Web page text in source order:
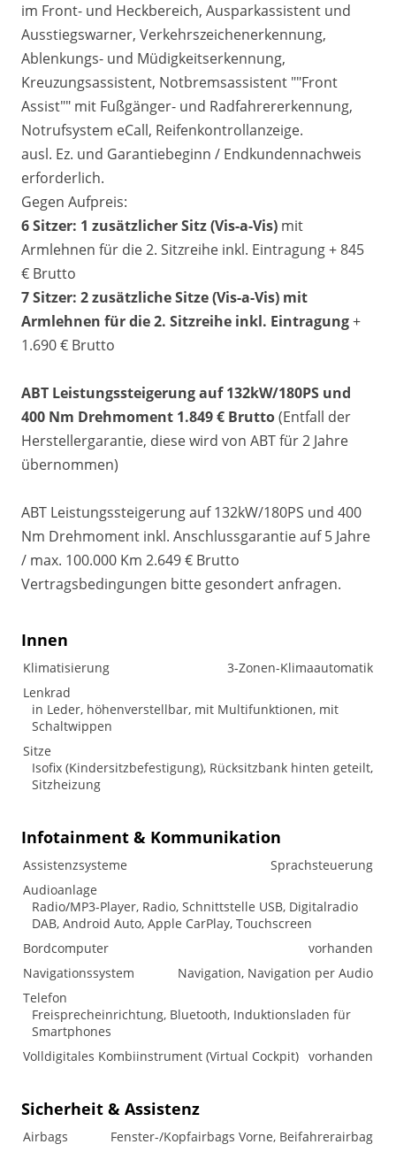
im Front- und Heckbereich, Ausparkassistent und
Ausstiegswarner, Verkehrszeichenerkennung,
Ablenkungs- und Müdigkeitserkennung,
Kreuzungsassistent, Notbremsassistent ""Front
Assist"" mit Fußgänger- und Radfahrererkennung,
Notrufsystem eCall, Reifenkontrollanzeige.
ausl. Ez. und Garantiebeginn / Endkundennachweis
erforderlich.
Gegen Aufpreis:
6 Sitzer: 1 zusätzlicher Sitz (Vis-a-Vis) mit
Armlehnen für die 2. Sitzreihe inkl. Eintragung + 845
€ Brutto
7 Sitzer: 2 zusätzliche Sitze (Vis-a-Vis) mit
Armlehnen für die 2. Sitzreihe inkl. Eintragung+
1.690 € Brutto
ABT Leistungssteigerung auf 132kW/180PS und
400 Nm Drehmoment 1.849 € Brutto(Entfall der
Herstellergarantie, diese wird von ABT für 2 Jahre
übernommen)
ABT Leistungssteigerung auf 132kW/180PS und 400
Nm Drehmoment inkl. Anschlussgarantie auf 5 Jahre
/ max. 100.000 Km 2.649 € Brutto
Vertragsbedingungen bitte gesondert anfragen.
Innen
Klimatisierung
3-Zonen-Klimaautomatik
Lenkrad
in Leder, höhenverstellbar, mit Multifunktionen, mit
Schaltwippen
Sitze
Isofix (Kindersitzbefestigung), Rücksitzbank hinten geteilt,
Sitzheizung
Infotainment & Kommunikation
Assistenzsysteme
Sprachsteuerung
Audioanlage
Radio/MP3-Player, Radio, Schnittstelle USB, Digitalradio
DAB, Android Auto, Apple CarPlay, Touchscreen
Bordcomputer
vorhanden
Navigationssystem
Navigation, Navigation per Audio
Telefon
Freisprecheinrichtung, Bluetooth, Induktionsladen für
Smartphones
Volldigitales Kombiinstrument (Virtual Cockpit) vorhanden
Sicherheit & Assistenz
Airbags
Fenster-/Kopfairbags Vorne, Beifahrerairbag